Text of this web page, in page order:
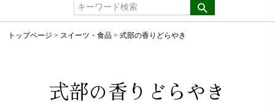
トップページ スイーツ・食品 式部の香りどらやき
式部の香りどらやき